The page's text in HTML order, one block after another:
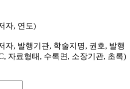
자, 연도)
자, 발행기관, 학술지명, 권호, 발행
자료형태, 수록면, 소장기관, 초록)